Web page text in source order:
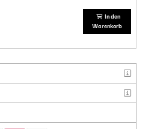
In den
Warenkorb